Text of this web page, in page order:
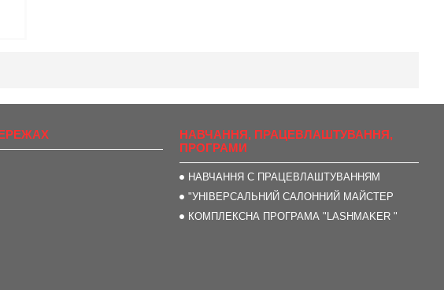
НАВЧАННЯ, ПРАЦЕВЛАШТУВАННЯ,
ПРОГРАМИ
НАВЧАННЯ С ПРАЦЕВЛАШТУВАННЯМ
"УНІВЕРСАЛЬНИЙ САЛОННИЙ МАЙСТЕР
КОМПЛЕКСНА ПРОГРАМА "LASHMAKER "